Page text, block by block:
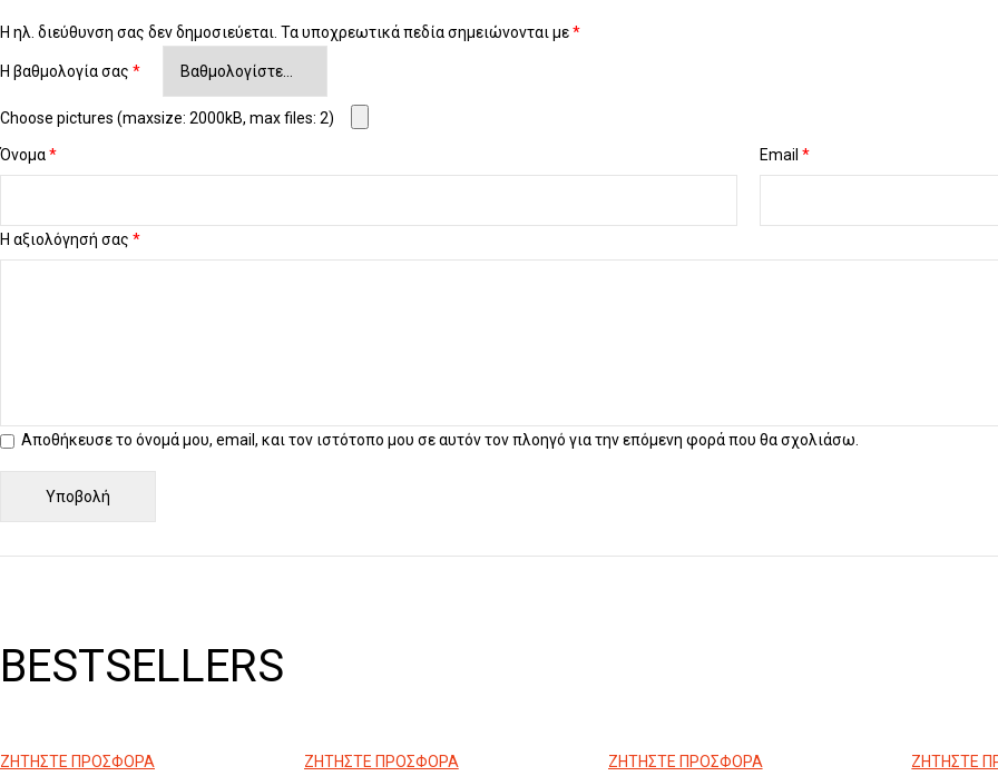
Η ηλ. διεύθυνση σας δεν δημοσιεύεται. Τα υποχρεωτικά πεδία σημειώνονται με*
Η βαθμολογία σας *
Η αξιολόγησή σας *
Choose pictures (maxsize: 2000kB, max files: 2)
Όνομα* Email *
Αποθήκευσε το όνομά μου, email, και τον ιστότοπο μου σε αυτόν τον πλοηγό για την επόμενη φορά που θα σχολιάσω.
BESTSELLERS
ΖΗΤΗΣΤΕ ΠΡΟΣΦΟΡΑ ΖΗΤΗΣΤΕ ΠΡΟΣΦΟΡΑ ΖΗΤΗΣΤΕ ΠΡΟΣΦΟΡΑ ΖΗΤΗΣΤΕ